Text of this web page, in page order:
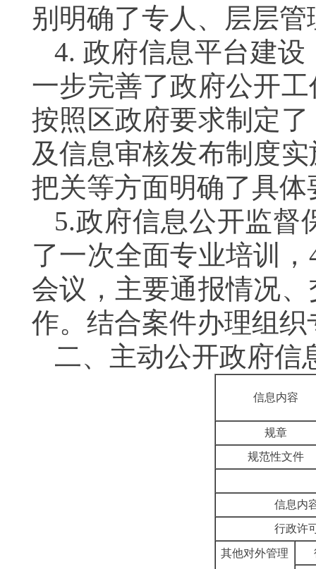
别明确了专人、层层
4. 政府信息平台建
一步完善了政府公开
按照区政府要求制定
及信息审核发布制度
把关等方面明确了具
5.政府信息公开监督
了一次全面专业培训，
会议，主要通报情况
作。结合案件办理组织
二、主动公开政府信
信息内容
规章
规范性文件
信息内
行政许
其他对外管理